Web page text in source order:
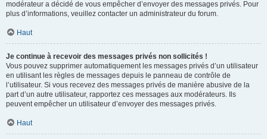
modérateur a décidé de vous empêcher d’envoyer des messages privés. Pour
plus d’informations, veuillez contacter un administrateur du forum.
Haut
Je continue à recevoir des messages privés non sollicités !
Vous pouvez supprimer automatiquement les messages privés d’un utilisateur
en utilisant les règles de messages depuis le panneau de contrôle de
l’utilisateur. Si vous recevez des messages privés de manière abusive de la
part d’un autre utilisateur, rapportez ces messages aux modérateurs. Ils
peuvent empêcher un utilisateur d’envoyer des messages privés.
Haut